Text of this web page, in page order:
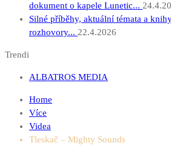
dokument o kapele Lunetic...
Silné příběhy, aktuální témata a
rozhovory... 22.4.2026
Trendi
ALBATROS MEDIA
Home
Více
Videa
Tleskač – Mighty Sounds